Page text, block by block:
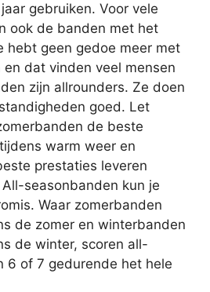
gebruiken. Voor vele
ook de banden met het
hebt geen gedoe meer met
dat vinden veel mensen
zijn allrounders. Ze doen
goed. Let
de beste
warm weer en
prestaties leveren
seasonbanden kun je
Waar zomerbanden
de zomer en winterbanden
de winter, scoren all-
6 of 7 gedurende het hele